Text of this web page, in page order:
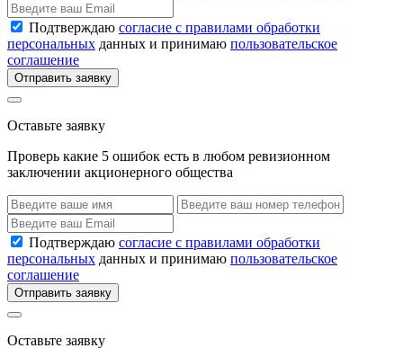
Подтверждаю согласие с правилами обработки
персональных данных и принимаю пользовательское
соглашение
Отправить заявку
Оставьте заявку
Проверь какие 5 ошибок есть в любом ревизионном
заключении акционерного общества
Подтверждаю согласие с правилами обработки
персональных данных и принимаю пользовательское
соглашение
Отправить заявку
Оставьте заявку